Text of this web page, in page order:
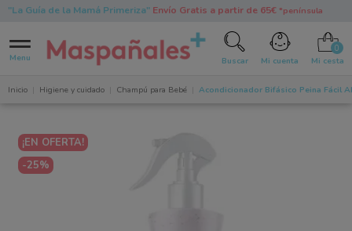
"La Guía de la Mamá Primeriza"Envío Gratis a partir de 65€ *península
Menu Buscar Mi cuenta Mi cesta
Inicio Higiene y cuidado Champú para Bebé Acondicionador Bifásico Peina Fácil
¡EN OFERTA!
-25%